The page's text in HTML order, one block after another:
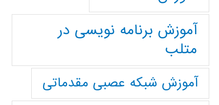
آموزش برنامه نویسی در
متلب
آموزش شبکه عصبی مقدماتی